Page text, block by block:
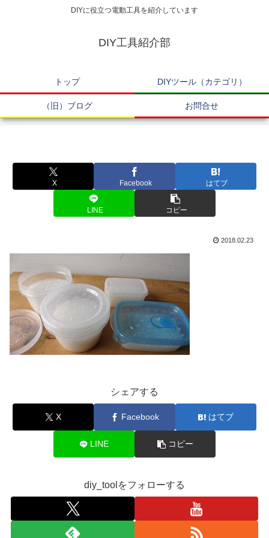
DIYに役立つ電動工具を紹介しています
DIY工具紹介部
トップ DIYツール（カテゴリ）
（旧）ブログ お問合せ
X Facebook はてブ
LINE コピー
2018.02.23
シェアする
X Facebook はてブ
LINE コピー
diy_toolをフォローする